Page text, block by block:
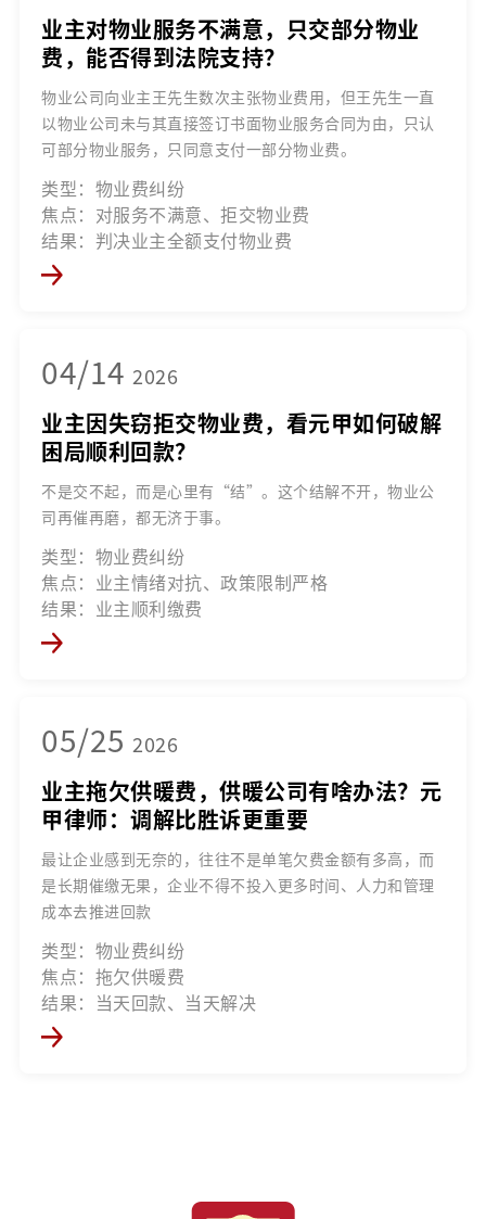
业主对物业服务不满意，只交部分物业
费，能否得到法院支持？
物业公司向业主王先生数次主张物业费用，但王先生一直
以物业公司未与其直接签订书面物业服务合同为由，只认
可部分物业服务，只同意支付一部分物业费。
类型：物业费纠纷
焦点：对服务不满意、拒交物业费
结果：判决业主全额支付物业费
04/14 2026
业主因失窃拒交物业费，看元甲如何破解
困局顺利回款？
不是交不起，而是心里有“结”。这个结解不开，物业公
司再催再磨，都无济于事。
类型：物业费纠纷
焦点：业主情绪对抗、政策限制严格
结果：业主顺利缴费
05/25 2026
业主拖欠供暖费，供暖公司有啥办法？元
甲律师：调解比胜诉更重要
最让企业感到无奈的，往往不是单笔欠费金额有多高，而
是长期催缴无果，企业不得不投入更多时间、人力和管理
成本去推进回款
类型：物业费纠纷
焦点：拖欠供暖费
结果：当天回款、当天解决